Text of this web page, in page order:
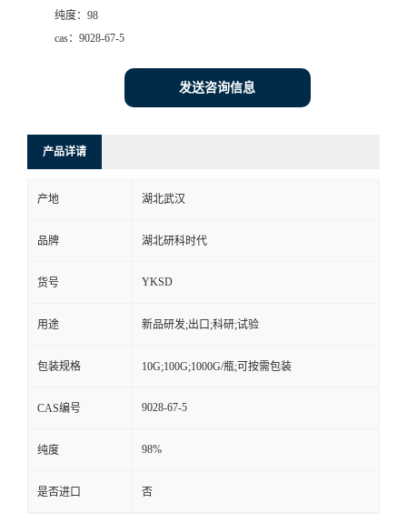
纯度： 98
cas： 9028-67-5
发送咨询信息
产品详请
产地 湖北武汉
品牌 湖北研科时代
货号 YKSD
用途 新品研发;出口;科研;试验
包装规格 10G;100G;1000G/瓶;可按需包装
CAS编号 9028-67-5
纯度 98%
是否进口 否